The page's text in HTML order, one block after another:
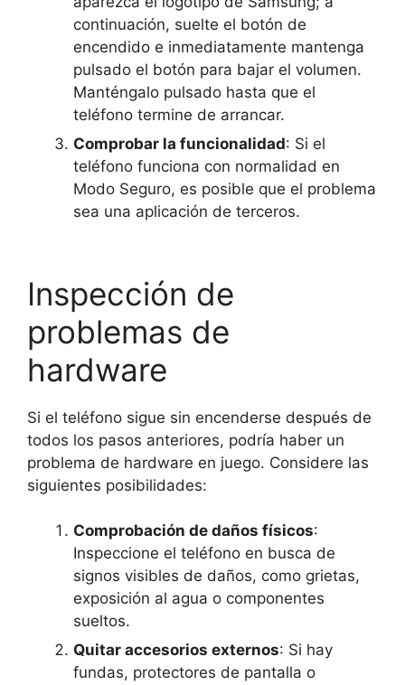
continuación, suelte el botón de
encendido e inmediatamente mantenga
pulsado el botón para bajar el volumen.
Manténgalo pulsado hasta que el
teléfono termine de arrancar.
Comprobar la funcionalidad: Si el
teléfono funciona con normalidad en
Modo Seguro, es posible que el problema
sea una aplicación de terceros.
Inspección de
problemas de
hardware
Si el teléfono sigue sin encenderse después de
todos los pasos anteriores, podría haber un
problema de hardware en juego. Considere las
siguientes posibilidades:
Comprobación de daños físicos:
Inspeccione el teléfono en busca de
signos visibles de daños, como grietas,
exposición al agua o componentes
sueltos.
Quitar accesorios externos: Si hay
fundas, protectores de pantalla o